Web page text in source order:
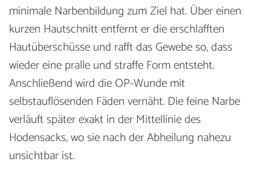
minimale Narbenbildung zum Ziel hat. Über einen
kurzen Hautschnitt entfernt er die erschlafften
Hautüberschüsse und rafft das Gewebe so, dass
wieder eine pralle und straffe Form entsteht.
Anschließend wird die OP-Wunde mit
selbstauflösenden Fäden vernäht. Die feine Narbe
verläuft später exakt in der Mittellinie des
Hodensacks, wo sie nach der Abheilung nahezu
unsichtbar ist.